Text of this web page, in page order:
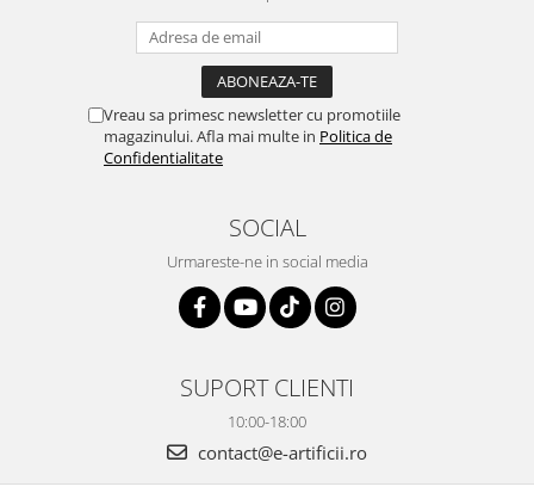
Vreau sa primesc newsletter cu promotiile
magazinului. Afla mai multe in Politica de
Confidentialitate
SOCIAL
Urmareste-ne in social media
SUPORT CLIENTI
10:00-18:00
contact@e-artificii.ro